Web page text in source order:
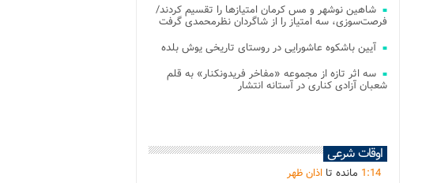
شاهین نوشهر و مس کرمان امتیازها را تقسیم کردند/
فرصت‌سوزی، سه امتیاز را از شاگردان نظرمحمدی گرفت
آیین باشکوه عاشورایی در روستای تاریخی یوش بلده
سه اثر تازه از مجموعه «مفاخر فریدونکنار» به قلم
شعبان آزادی کناری در آستانه انتشار
اوقات شرعی
1:14 مانده تااذان ظهر